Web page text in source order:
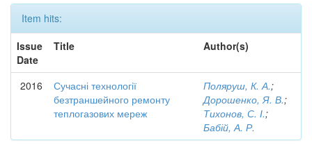
Item hits:
Issue
Date
Title Author(s)
2016
Сучасні технології
безтраншейного ремонту
теплогазових мереж
Поляруш, К. А.;
Дорошенко, Я. В.;
Тихонов, С. І.;
Бабій, А. Р.